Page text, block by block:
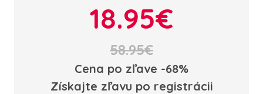
18.95€
58.95€
Cena po zľave -68%
Získajte zľavu po registrácii